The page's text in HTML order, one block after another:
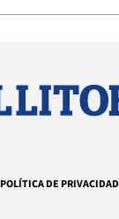
POLÍTICA DE PRIVACIDAD